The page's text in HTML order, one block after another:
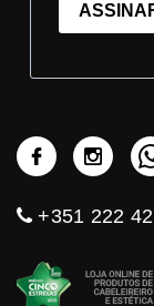
+351 222